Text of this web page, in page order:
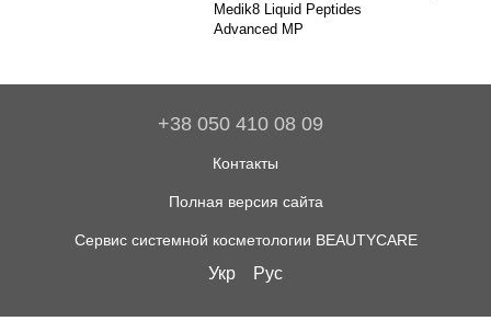
Medik8 Liquid Peptides
Advanced MP
+38 050 410 08 09
Контакты
Полная версия сайта
Сервис системной косметологии BEAUTYCARE
Укр Рус